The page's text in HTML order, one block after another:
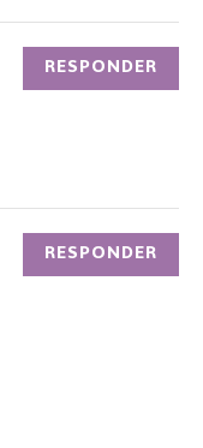
RESPONDER
RESPONDER